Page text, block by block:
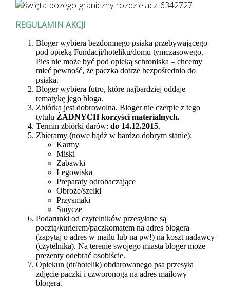
REGULAMIN AKCJI
Bloger wybiera bezdomnego psiaka przebywającego
pod opieką Fundacji/hoteliku/domu tymczasowego.
Pies nie może być pod opieką schroniska – chcemy
mieć pewność, że paczka dotrze bezpośrednio do
psiaka.
Bloger wybiera futro, które najbardziej oddaje
tematykę jego bloga.
Zbiórka jest dobrowolna. Bloger nie czerpie z tego
tytułu ŻADNYCH korzyści materialnych.
Termin zbiórki darów: do 14.12.2015.
Zbieramy (nowe bądź w bardzo dobrym stanie):
Karmy
Miski
Zabawki
Legowiska
Preparaty odrobaczające
Obroże/szelki
Przysmaki
Smycze
Podarunki od czytelników przesyłane są
pocztą/kurierem/paczkomatem na adres blogera
(zapytaj o adres w mailu lub na pw!) na koszt nadawcy
(czytelnika). Na terenie swojego miasta bloger może
prezenty odebrać osobiście.
Opiekun (dt/hotelik) obdarowanego psa przesyła
zdjęcie paczki i czworonoga na adres mailowy
blogera.